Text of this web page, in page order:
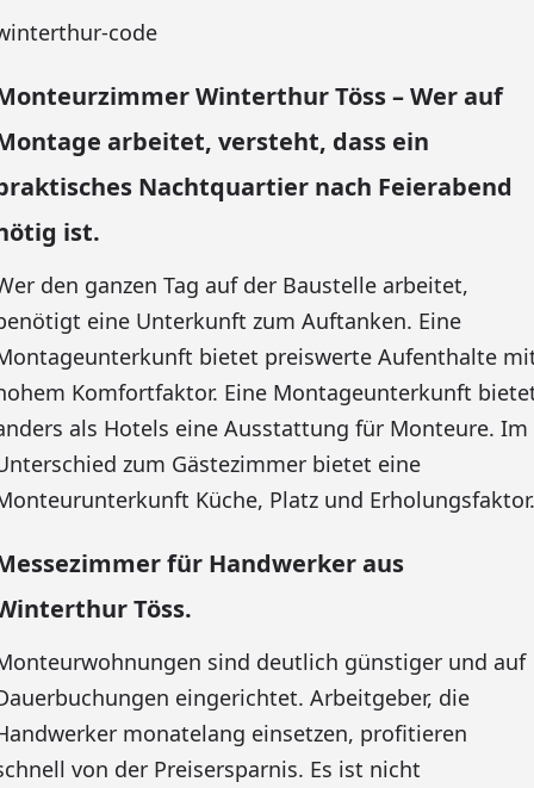
code
Winterthur Töss – Wer auf
arbeitet, versteht, dass ein
Nachtquartier nach Feierabend
ist.
den ganzen Tag auf der Baustelle arbeitet,
eine Unterkunft zum Auftanken. Eine
bietet preiswerte Aufenthalte
Komfortfaktor. Eine Montageunterkunft
als Hotels eine Ausstattung für Monteure. Im
zum Gästezimmer bietet eine
Küche, Platz und Erholungsfaktor.
für Handwerker aus
Töss.
sind deutlich günstiger und auf
eingerichtet. Arbeitgeber, die
monatelang einsetzen, profitieren
von der Preisersparnis. Es ist nicht